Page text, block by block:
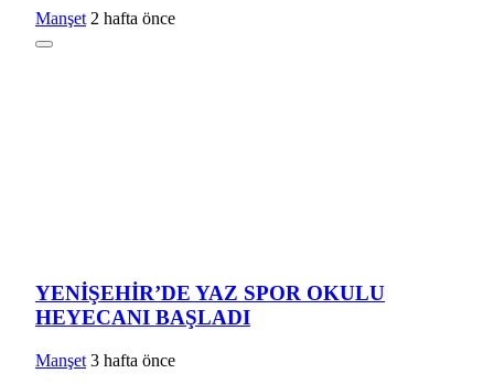
Manşet 2 hafta önce
YENİŞEHİR’DE YAZ SPOR OKULU
HEYECANI BAŞLADI
Manşet 3 hafta önce